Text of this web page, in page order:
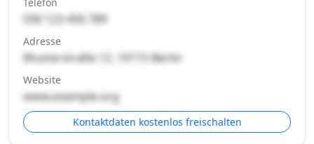
030 123 456 789
Adresse
Musterstraße 12, 10115 Berlin
Website
www.example.org
Kontaktdaten kostenlos freischalten